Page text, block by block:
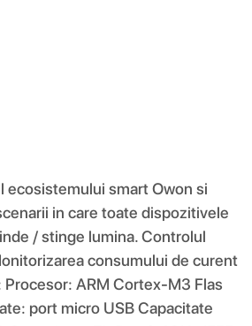
ecosistemului smart Owon si
in care toate dispozitivele
/ stinge lumina. Controlul
consumului de curent
ARM Cortex-M3 Flas
port micro USB Capacitate